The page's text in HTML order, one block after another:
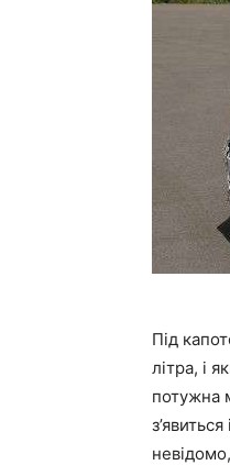
Під
літра, і
потужна